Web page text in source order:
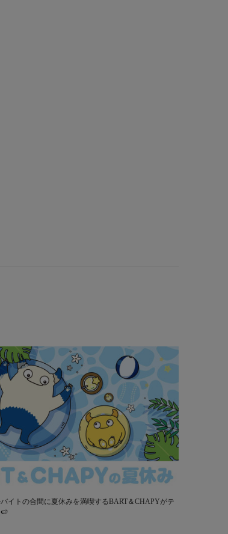
イトの合間に夏休みを満喫するBART＆CHAPYがテ